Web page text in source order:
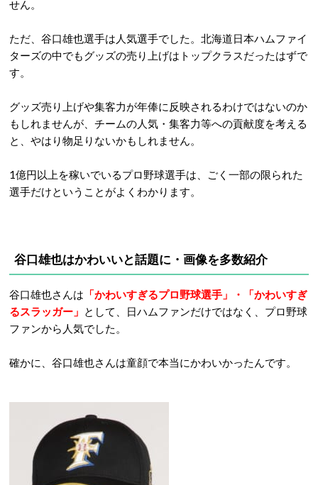
せん。
ただ、谷口雄也選手は人気選手でした。北海道日本ハムファイ
ターズの中でもグッズの売り上げはトップクラスだったはずで
す。
グッズ売り上げや集客力が年俸に反映されるわけではないのか
もしれませんが、チームの人気・集客力等への貢献度を考える
と、やはり物足りないかもしれません。
1億円以上を稼いでいるプロ野球選手は、ごく一部の限られた
選手だけということがよくわかります。
谷口雄也はかわいいと話題に・画像を多数紹介
谷口雄也さんは 「かわいすぎるプロ野球選手」・「かわいすぎ
るスラッガー」 として、日ハムファンだけではなく、プロ野球
ファンから人気でした。
確かに、谷口雄也さんは童顔で本当にかわいかったんです。